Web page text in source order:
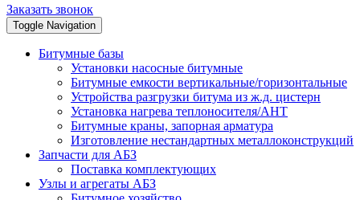
Заказать звонок
Toggle Navigation
Битумные базы
Установки насосные битумные
Битумные емкости вертикальные/горизонтальные
Устройства разгрузки битума из ж.д. цистерн
Установка нагрева теплоносителя/АНТ
Битумные краны, запорная арматура
Изготовление нестандартных металлоконструкций
Запчасти для АБЗ
Поставка комплектующих
Узлы и агрегаты АБЗ